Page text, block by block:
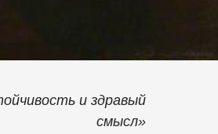
и здравый
смысл»